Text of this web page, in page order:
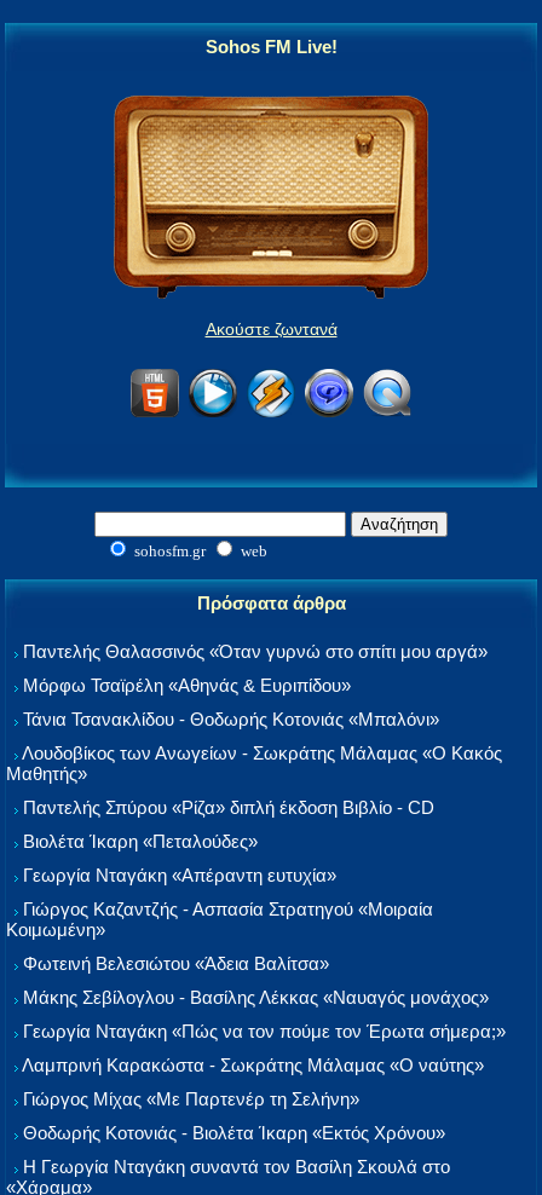
Sohos FM Live!
Ακούστε ζωντανά
sohosfm.gr web
Πρόσφατα άρθρα
Παντελής Θαλασσινός «Όταν γυρνώ στο σπίτι μου αργά»
Μόρφω Τσαϊρέλη «Αθηνάς & Ευριπίδου»
Τάνια Τσανακλίδου - Θοδωρής Κοτονιάς «Μπαλόνι»
Λουδοβίκος των Ανωγείων - Σωκράτης Μάλαμας «Ο Κακός
Μαθητής»
Παντελής Σπύρου «Ρίζα» διπλή έκδοση Βιβλίο - CD
Βιολέτα Ίκαρη «Πεταλούδες»
Γεωργία Νταγάκη «Aπέραντη ευτυχία»
Γιώργος Καζαντζής - Ασπασία Στρατηγού «Μοιραία
Κοιμωμένη»
Φωτεινή Βελεσιώτου «Άδεια Βαλίτσα»
Μάκης Σεβίλογλου - Βασίλης Λέκκας «Ναυαγός μονάχος»
Γεωργία Νταγάκη «Πώς να τον πούμε τον Έρωτα σήμερα;»
Λαμπρινή Καρακώστα - Σωκράτης Μάλαμας «Ο ναύτης»
Γιώργος Μίχας «Με Παρτενέρ τη Σελήνη»
Θοδωρής Κοτονιάς - Βιολέτα Ίκαρη «Εκτός Χρόνου»
Η Γεωργία Νταγάκη συναντά τον Βασίλη Σκουλά στο
«Χάραμα»